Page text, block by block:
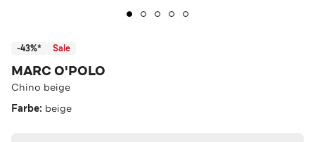
-43%* Sale
MARC O'POLO
Chino beige
Farbe: beige